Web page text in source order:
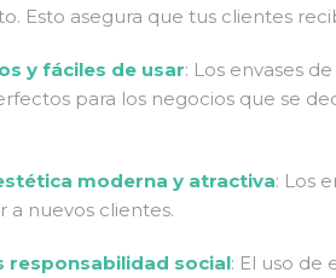
Esto asegura que tus clientes
y fáciles de usar: Los envases
para los negocios que se
moderna y atractiva: Los
a nuevos clientes.
responsabilidad social: El uso de